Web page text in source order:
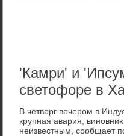
'Камри' и
светофоре в
В четверг вечером в
крупная авария,
неизвестным, сообщает